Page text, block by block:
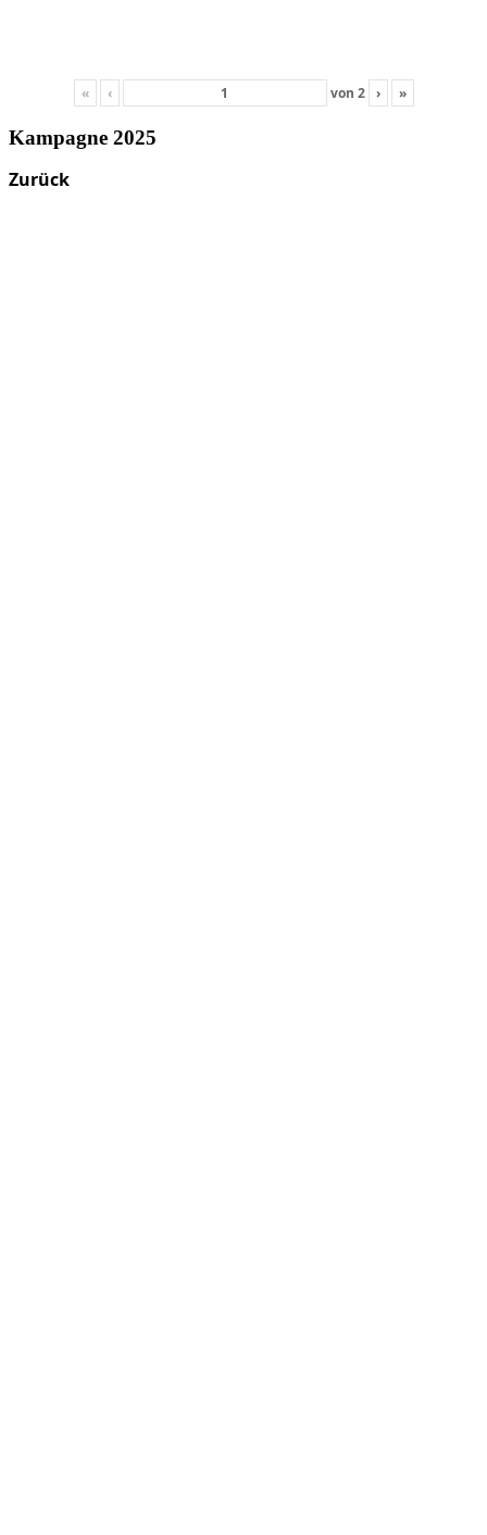
« ‹ von 2 › »
Kampagne 2025
Zurück